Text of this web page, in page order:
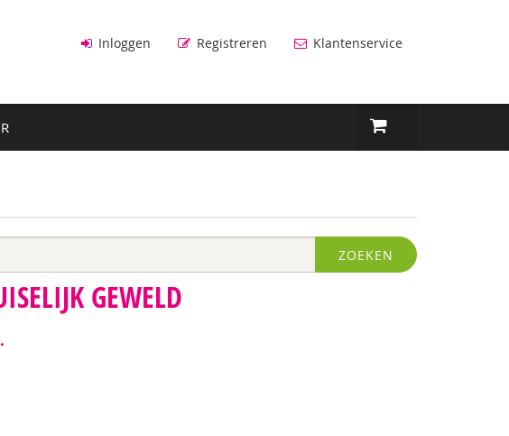
Inloggen Registreren Klantenservice
ZOEKEN
GEWELD